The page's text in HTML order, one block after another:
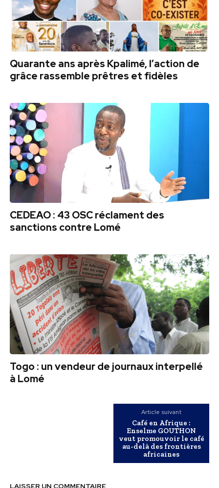
Quarante ans après Kpalimé, l’action de
grâce rassemble prêtres et fidèles
CEDEAO : 43 OSC réclament des
sanctions contre Lomé
Togo : un vendeur de journaux interpellé
à Lomé
Article suivant
Café en Afrique :
Enselme GOUTHON
veut promouvoir le café
au-delà des frontières
africaines
LAISSER UN COMMENTAIRE